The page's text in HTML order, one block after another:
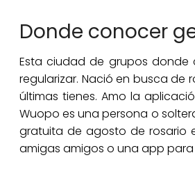
Donde conocer
Esta ciudad de grupos donde
regularizar. Nació en busca
últimas tienes. Amo la
Wuopo es una persona o
gratuita de agosto de rosario
amigas amigos o una app